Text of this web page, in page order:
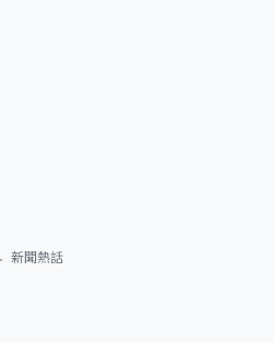
新聞熱話